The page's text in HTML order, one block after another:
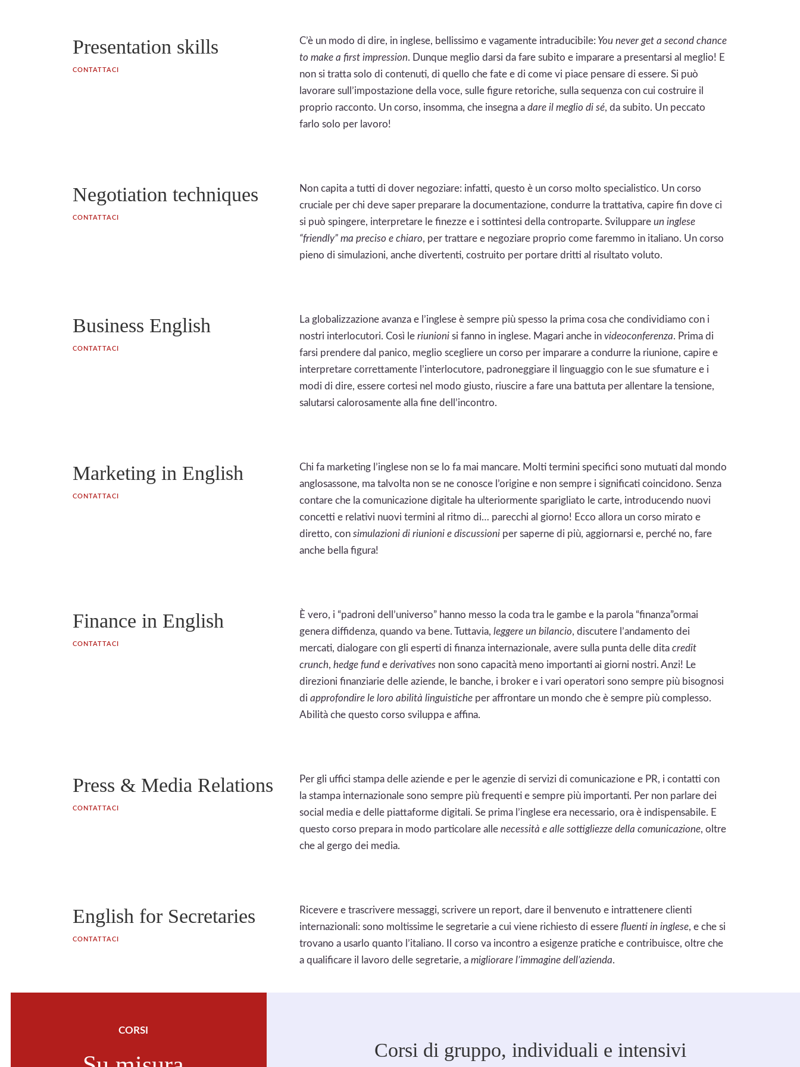
Presentation skills
CONTATTACI
C’è un modo di dire, in inglese, bellissimo e vagamente intraducibile: You never get a second chance
to make a first impression. Dunque meglio darsi da fare subito e imparare a presentarsi al meglio! E
non si tratta solo di contenuti, di quello che fate e di come vi piace pensare di essere. Si può
lavorare sull’impostazione della voce, sulle figure retoriche, sulla sequenza con cui costruire il
proprio racconto. Un corso, insomma, che insegna adare il meglio di sé, da subito. Un peccato
farlo solo per lavoro!
Negotiation techniques
CONTATTACI
Non capita a tutti di dover negoziare: infatti, questo è un corso molto specialistico. Un corso
cruciale per chi deve saper preparare la documentazione, condurre la trattativa, capire fin dove ci
si può spingere, interpretare le finezze e i sottintesi della controparte. Sviluppareun inglese
“friendly” ma preciso e chiaro, per trattare e negoziare proprio come faremmo in italiano. Un corso
pieno di simulazioni, anche divertenti, costruito per portare dritti al risultato voluto.
Business English
CONTATTACI
La globalizzazione avanza e l’inglese è sempre più spesso la prima cosa che condividiamo con i
nostri interlocutori. Così leriunioni si fanno in inglese. Magari anche invideoconferenza. Prima di
farsi prendere dal panico, meglio scegliere un corso per imparare a condurre la riunione, capire e
interpretare correttamente l’interlocutore, padroneggiare il linguaggio con le sue sfumature e i
modi di dire, essere cortesi nel modo giusto, riuscire a fare una battuta per allentare la tensione,
salutarsi calorosamente alla fine dell’incontro.
Marketing in English
CONTATTACI
Chi fa marketing l’inglese non se lo fa mai mancare. Molti termini specifici sono mutuati dal mondo
anglosassone, ma talvolta non se ne conosce l’origine e non sempre i significati coincidono. Senza
contare che la comunicazione digitale ha ulteriormente sparigliato le carte, introducendo nuovi
concetti e relativi nuovi termini al ritmo di… parecchi al giorno! Ecco allora un corso mirato e
diretto, consimulazioni di riunioni e discussioni per saperne di più, aggiornarsi e, perché no, fare
anche bella figura!
Finance in English
CONTATTACI
È vero, i “padroni dell’universo” hanno messo la coda tra le gambe e la parola “finanza”ormai
genera diffidenza, quando va bene. Tuttavia,leggere un bilancio, discutere l’andamento dei
mercati, dialogare con gli esperti di finanza internazionale, avere sulla punta delle ditacredit
crunch,hedge fund ederivatives non sono capacità meno importanti ai giorni nostri. Anzi! Le
direzioni finanziarie delle aziende, le banche, i broker e i vari operatori sono sempre più bisognosi
diapprofondire le loro abilità linguistiche per affrontare un mondo che è sempre più complesso.
Abilità che questo corso sviluppa e affina.
Press & Media Relations
CONTATTACI
Per gli uffici stampa delle aziende e per le agenzie di servizi di comunicazione e PR, i contatti con
la stampa internazionale sono sempre più frequenti e sempre più importanti. Per non parlare dei
social media e delle piattaforme digitali. Se prima l’inglese era necessario, ora è indispensabile. E
questo corso prepara in modo particolare allenecessità e alle sottigliezze della comunicazione, oltre
che al gergo dei media.
English for Secretaries
CONTATTACI
Ricevere e trascrivere messaggi, scrivere un report, dare il benvenuto e intrattenere clienti
internazionali: sono moltissime le segretarie a cui viene richiesto di esserefluenti in inglese, e che si
trovano a usarlo quanto l’italiano. Il corso va incontro a esigenze pratiche e contribuisce, oltre che
a qualificare il lavoro delle segretarie, amigliorare l’immagine dell’azienda.
CORSI
Corsi di gruppo, individuali e intensivi